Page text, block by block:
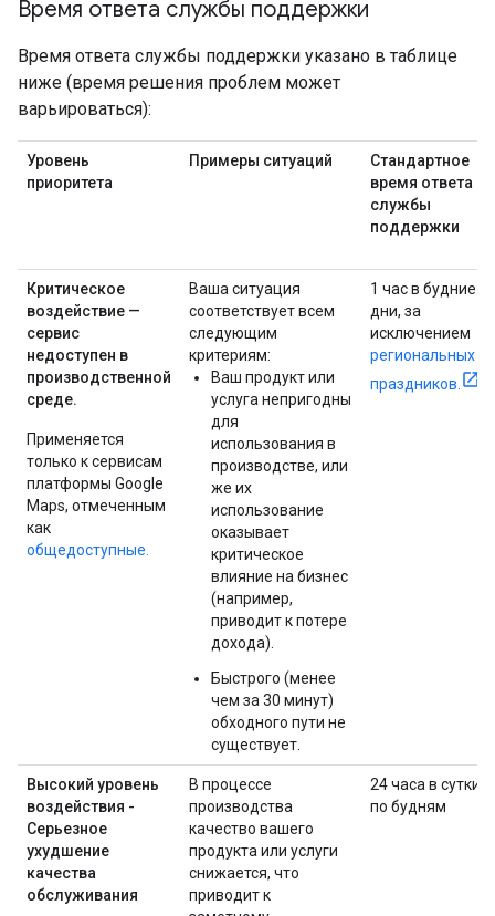
Время ответа службы поддержки
Время ответа службы поддержки указано в таблице
ниже (время решения проблем может
варьироваться):
Уровень
приоритета
Примеры ситуаций
Стандартное
время ответа
службы
поддержки
Критическое
воздействие —
сервис
недоступен в
производственной
среде.
Применяется
только к сервисам
платформы Google
Maps, отмеченным
как
общедоступные.
Ваша ситуация
соответствует всем
следующим
критериям:
Ваш продукт или
услуга непригодны
для
использования в
производстве, или
же их
использование
оказывает
критическое
влияние на бизнес
(например,
приводит к потере
дохода).
Быстрого (менее
чем за 30 минут)
обходного пути не
существует.
1 час в будние
дни, за
исключением
региональных
праздников.
Высокий уровень
воздействия -
Серьезное
ухудшение
качества
обслуживания
В процессе
производства
качество вашего
продукта или услуги
снижается, что
приводит к
24 часа в сутки
по будням